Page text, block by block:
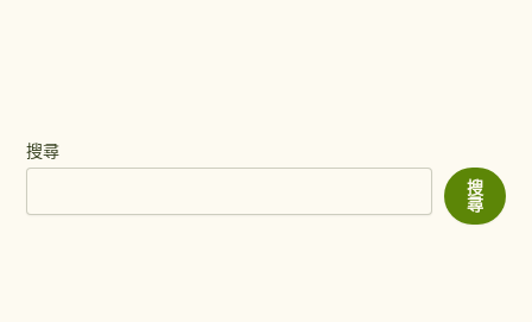
搜尋
搜
尋